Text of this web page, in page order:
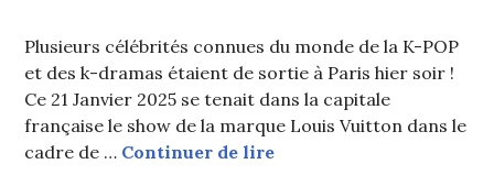
Plusieurs célébrités connues du monde de la K-POP
et des k-dramas étaient de sortie à Paris hier soir !
Ce 21 Janvier 2025 se tenait dans la capitale
française le show de la marque Louis Vuitton dans le
cadre de … Continuer de lirej-hope (BTS), BAMBAM